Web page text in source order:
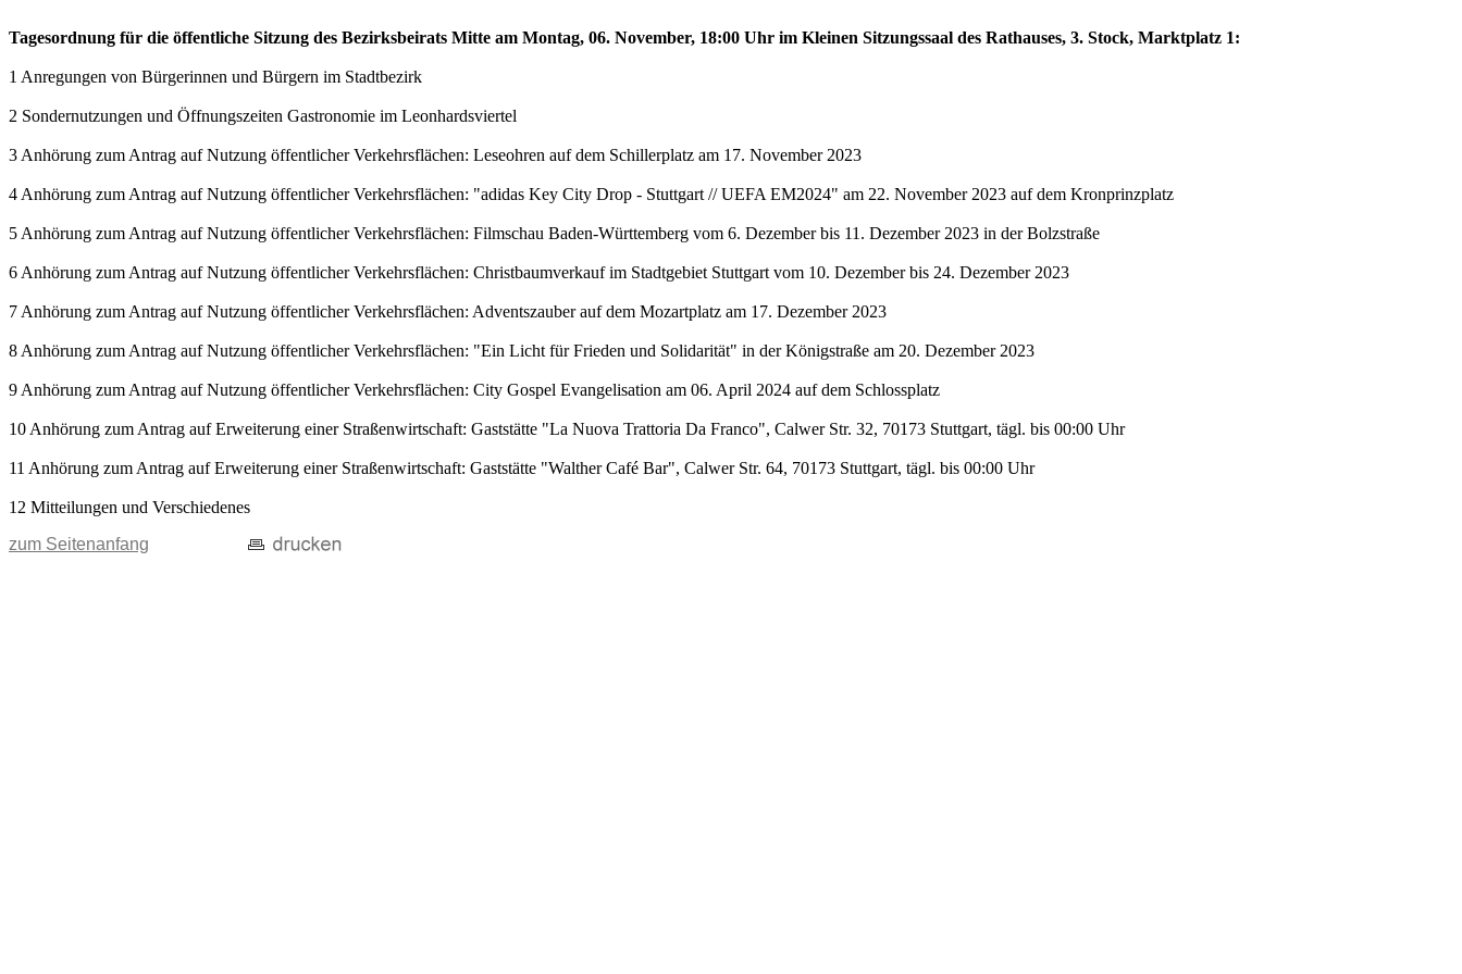
Tagesordnung für die öffentliche Sitzung des Bezirksbeirats Mitte am Montag, 06. November, 18:00 Uhr im Kleinen Sitzungssaal des Rathauses, 3. Stock, Marktplatz 1:
1 Anregungen von Bürgerinnen und Bürgern im Stadtbezirk
2 Sondernutzungen und Öffnungszeiten Gastronomie im Leonhardsviertel
3 Anhörung zum Antrag auf Nutzung öffentlicher Verkehrsflächen: Leseohren auf dem Schillerplatz am 17. November 2023
4 Anhörung zum Antrag auf Nutzung öffentlicher Verkehrsflächen: "adidas Key City Drop - Stuttgart // UEFA EM2024" am 22. November 2023 auf dem Kronprinzplatz
5 Anhörung zum Antrag auf Nutzung öffentlicher Verkehrsflächen: Filmschau Baden-Württemberg vom 6. Dezember bis 11. Dezember 2023 in der Bolzstraße
6 Anhörung zum Antrag auf Nutzung öffentlicher Verkehrsflächen: Christbaumverkauf im Stadtgebiet Stuttgart vom 10. Dezember bis 24. Dezember 2023
7 Anhörung zum Antrag auf Nutzung öffentlicher Verkehrsflächen: Adventszauber auf dem Mozartplatz am 17. Dezember 2023
8 Anhörung zum Antrag auf Nutzung öffentlicher Verkehrsflächen: "Ein Licht für Frieden und Solidarität" in der Königstraße am 20. Dezember 2023
9 Anhörung zum Antrag auf Nutzung öffentlicher Verkehrsflächen: City Gospel Evangelisation am 06. April 2024 auf dem Schlossplatz
10 Anhörung zum Antrag auf Erweiterung einer Straßenwirtschaft: Gaststätte "La Nuova Trattoria Da Franco", Calwer Str. 32, 70173 Stuttgart, tägl. bis 00:00 Uhr
11 Anhörung zum Antrag auf Erweiterung einer Straßenwirtschaft: Gaststätte "Walther Café Bar", Calwer Str. 64, 70173 Stuttgart, tägl. bis 00:00 Uhr
12 Mitteilungen und Verschiedenes
zum Seitenanfang